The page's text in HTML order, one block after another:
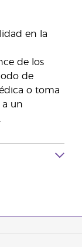
en la
de los
de
o toma
un